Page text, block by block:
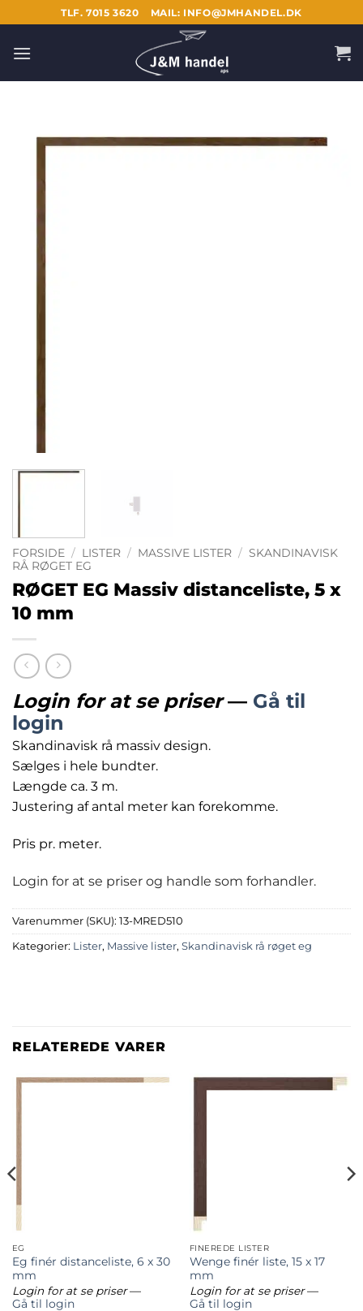
til
indhold
TLF. 7015 3620 MAIL: INFO@JMHANDEL.DK
FORSIDE / LISTER / MASSIVE LISTER / SKANDINAVISK
RÅ RØGET EG
RØGET EG Massiv distanceliste, 5 x
10 mm
Login for at se priser— Gå til
login
Skandinavisk rå massiv design.
Sælges i hele bundter.
Længde ca. 3 m.
Justering af antal meter kan forekomme.
Pris pr. meter.
Login for at se priser og handle som forhandler.
Varenummer (SKU): 13-MRED510
Kategorier: Lister, Massive lister, Skandinavisk rå røget eg
RELATEREDE VARER
EG
Eg finér distanceliste, 6 x 30
mm
Login for at se priser—
Gå til login
FINEREDE LISTER
Wenge finér liste, 15 x 17
mm
Login for at se priser—
Gå til login